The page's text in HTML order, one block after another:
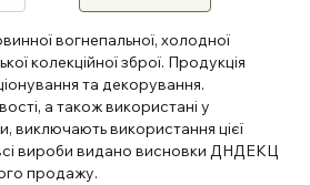
вогнепальної, холодної
колекційної зброї. Продукція
та декорування.
а також використані у
виключають використання цієї
всі вироби видано висновки ДНДЕКЦ
продажу.